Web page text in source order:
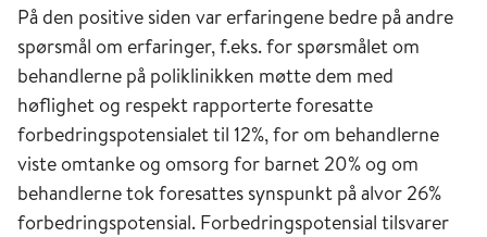
På den positive siden var erfaringene bedre på andre
spørsmål om erfaringer, f.eks. for spørsmålet om
behandlerne på poliklinikken møtte dem med
høflighet og respekt rapporterte foresatte
forbedringspotensialet til 12%, for om behandlerne
viste omtanke og omsorg for barnet 20% og om
behandlerne tok foresattes synspunkt på alvor 26%
forbedringspotensial. Forbedringspotensial tilsvarer